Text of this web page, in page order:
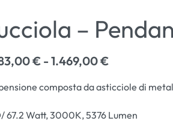
–
€ 1.469,00€
composta da asticciole di
67.2 Watt, 3000K, 5376 Lumen